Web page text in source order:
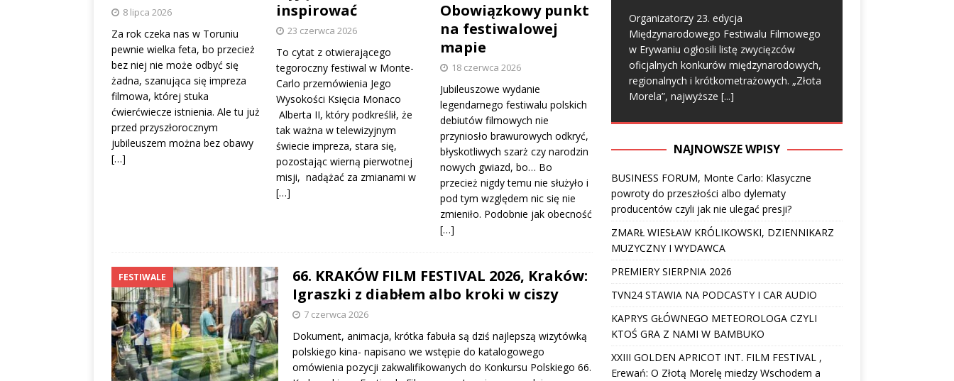
8 lipca 2026
Za rok czeka nas w Toruniu
pewnie wielka feta, bo przecież
bez niej nie może odbyć się
żadna, szanująca się impreza
filmowa, której stuka
ćwierćwiecze istnienia. Ale tu już
przed przyszłorocznym
jubileuszem można bez obawy
[…]
inspirować
23 czerwca 2026
To cytat z otwierającego
tegoroczny festiwal w Monte-
Carlo przemówienia Jego
Wysokości Księcia Monaco
Alberta II, który podkreślił, że
tak ważna w telewizyjnym
świecie impreza, stara się,
pozostając wierną pierwotnej
misji, nadążać za zmianami w
[…]
Obowiązkowy punkt
na festiwalowej
mapie
18 czerwca 2026
Jubileuszowe wydanie
legendarnego festiwalu polskich
debiutów filmowych nie
przyniosło brawurowych odkryć,
błyskotliwych szarż czy narodzin
nowych gwiazd, bo… Bo
przecież nigdy temu nie służyło i
pod tym względem nic się nie
zmieniło. Podobnie jak obecność
[…]
FESTIWALE
66. KRAKÓW FILM FESTIVAL 2026, Kraków:
Igraszki z diabłem albo kroki w ciszy
7 czerwca 2026
Dokument, animacja, krótka fabuła są dziś najlepszą wizytówką
polskiego kina- napisano we wstępie do katalogowego
omówienia pozycji zakwalifikowanych do Konkursu Polskiego 66.
Organizatorzy 23. edycja
Międzynarodowego Festiwalu Filmowego
w Erywaniu ogłosili listę zwycięzców
oficjalnych konkurów międzynarodowych,
regionalnych i krótkometrażowych. „Złota
Morela”, najwyższe [...]
NAJNOWSZE WPISY
BUSINESS FORUM, Monte Carlo: Klasyczne
powroty do przeszłości albo dylematy
producentów czyli jak nie ulegać presji?
ZMARŁ WIESŁAW KRÓLIKOWSKI, DZIENNIKARZ
MUZYCZNY I WYDAWCA
PREMIERY SIERPNIA 2026
TVN24 STAWIA NA PODCASTY I CAR AUDIO
KAPRYS GŁÓWNEGO METEOROLOGA CZYLI
KTOŚ GRA Z NAMI W BAMBUKO
XXIII GOLDEN APRICOT INT. FILM FESTIVAL ,
Erewań: O Złotą Morelę miedzy Wschodem a